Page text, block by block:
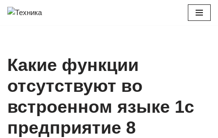
Какие функции
отсутствуют во
встроенном языке 1с
предприятие 8